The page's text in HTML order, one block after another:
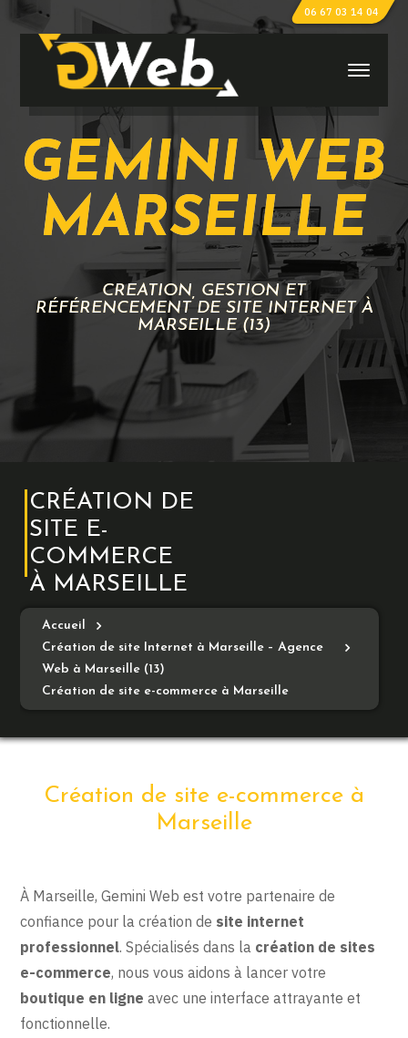
06 67 03 14 04
GEMINI WEB
MARSEILLE
CRÉATION, GESTION ET
RÉFÉRENCEMENT DE SITE INTERNET À
MARSEILLE (13)
CRÉATION DE
SITE E-
COMMERCE
À MARSEILLE
Accueil
Création de site Internet à Marseille – Agence
Web à Marseille (13)
Création de site e-commerce à Marseille
Création de site e-commerce à
Marseille
À Marseille, Gemini Web est votre partenaire de
confiance pour la création de site internet
professionnel. Spécialisés dans la création de sites
e-commerce, nous vous aidons à lancer votre
boutique en ligne avec une interface attrayante et
fonctionnelle.